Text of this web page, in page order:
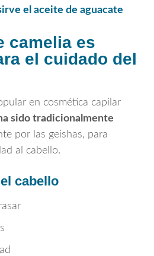
el aceite de aguacate
camelia es
el cuidado del
en cosmética capilar
sido tradicionalmente
por las geishas, para
al cabello.
cabello